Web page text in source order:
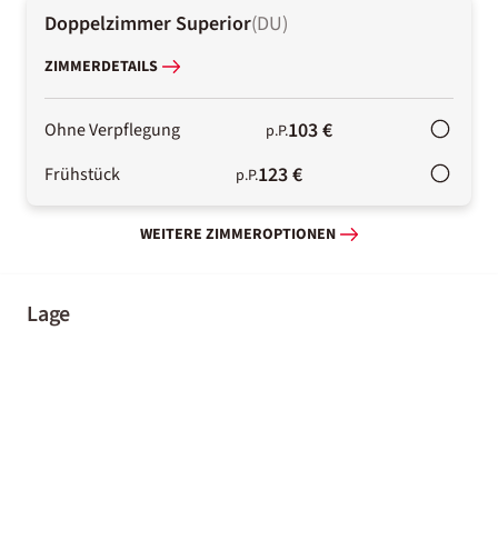
Doppelzimmer Superior(DU)
ZIMMERDETAILS
Ohne Verpflegung p.P.103 €
Frühstück p.P.123 €
WEITERE ZIMMEROPTIONEN
Lage